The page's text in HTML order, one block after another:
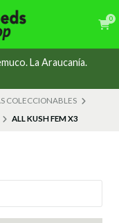
0
La Araucanía.
COLECCIONABLES
ALL KUSH FEM X3